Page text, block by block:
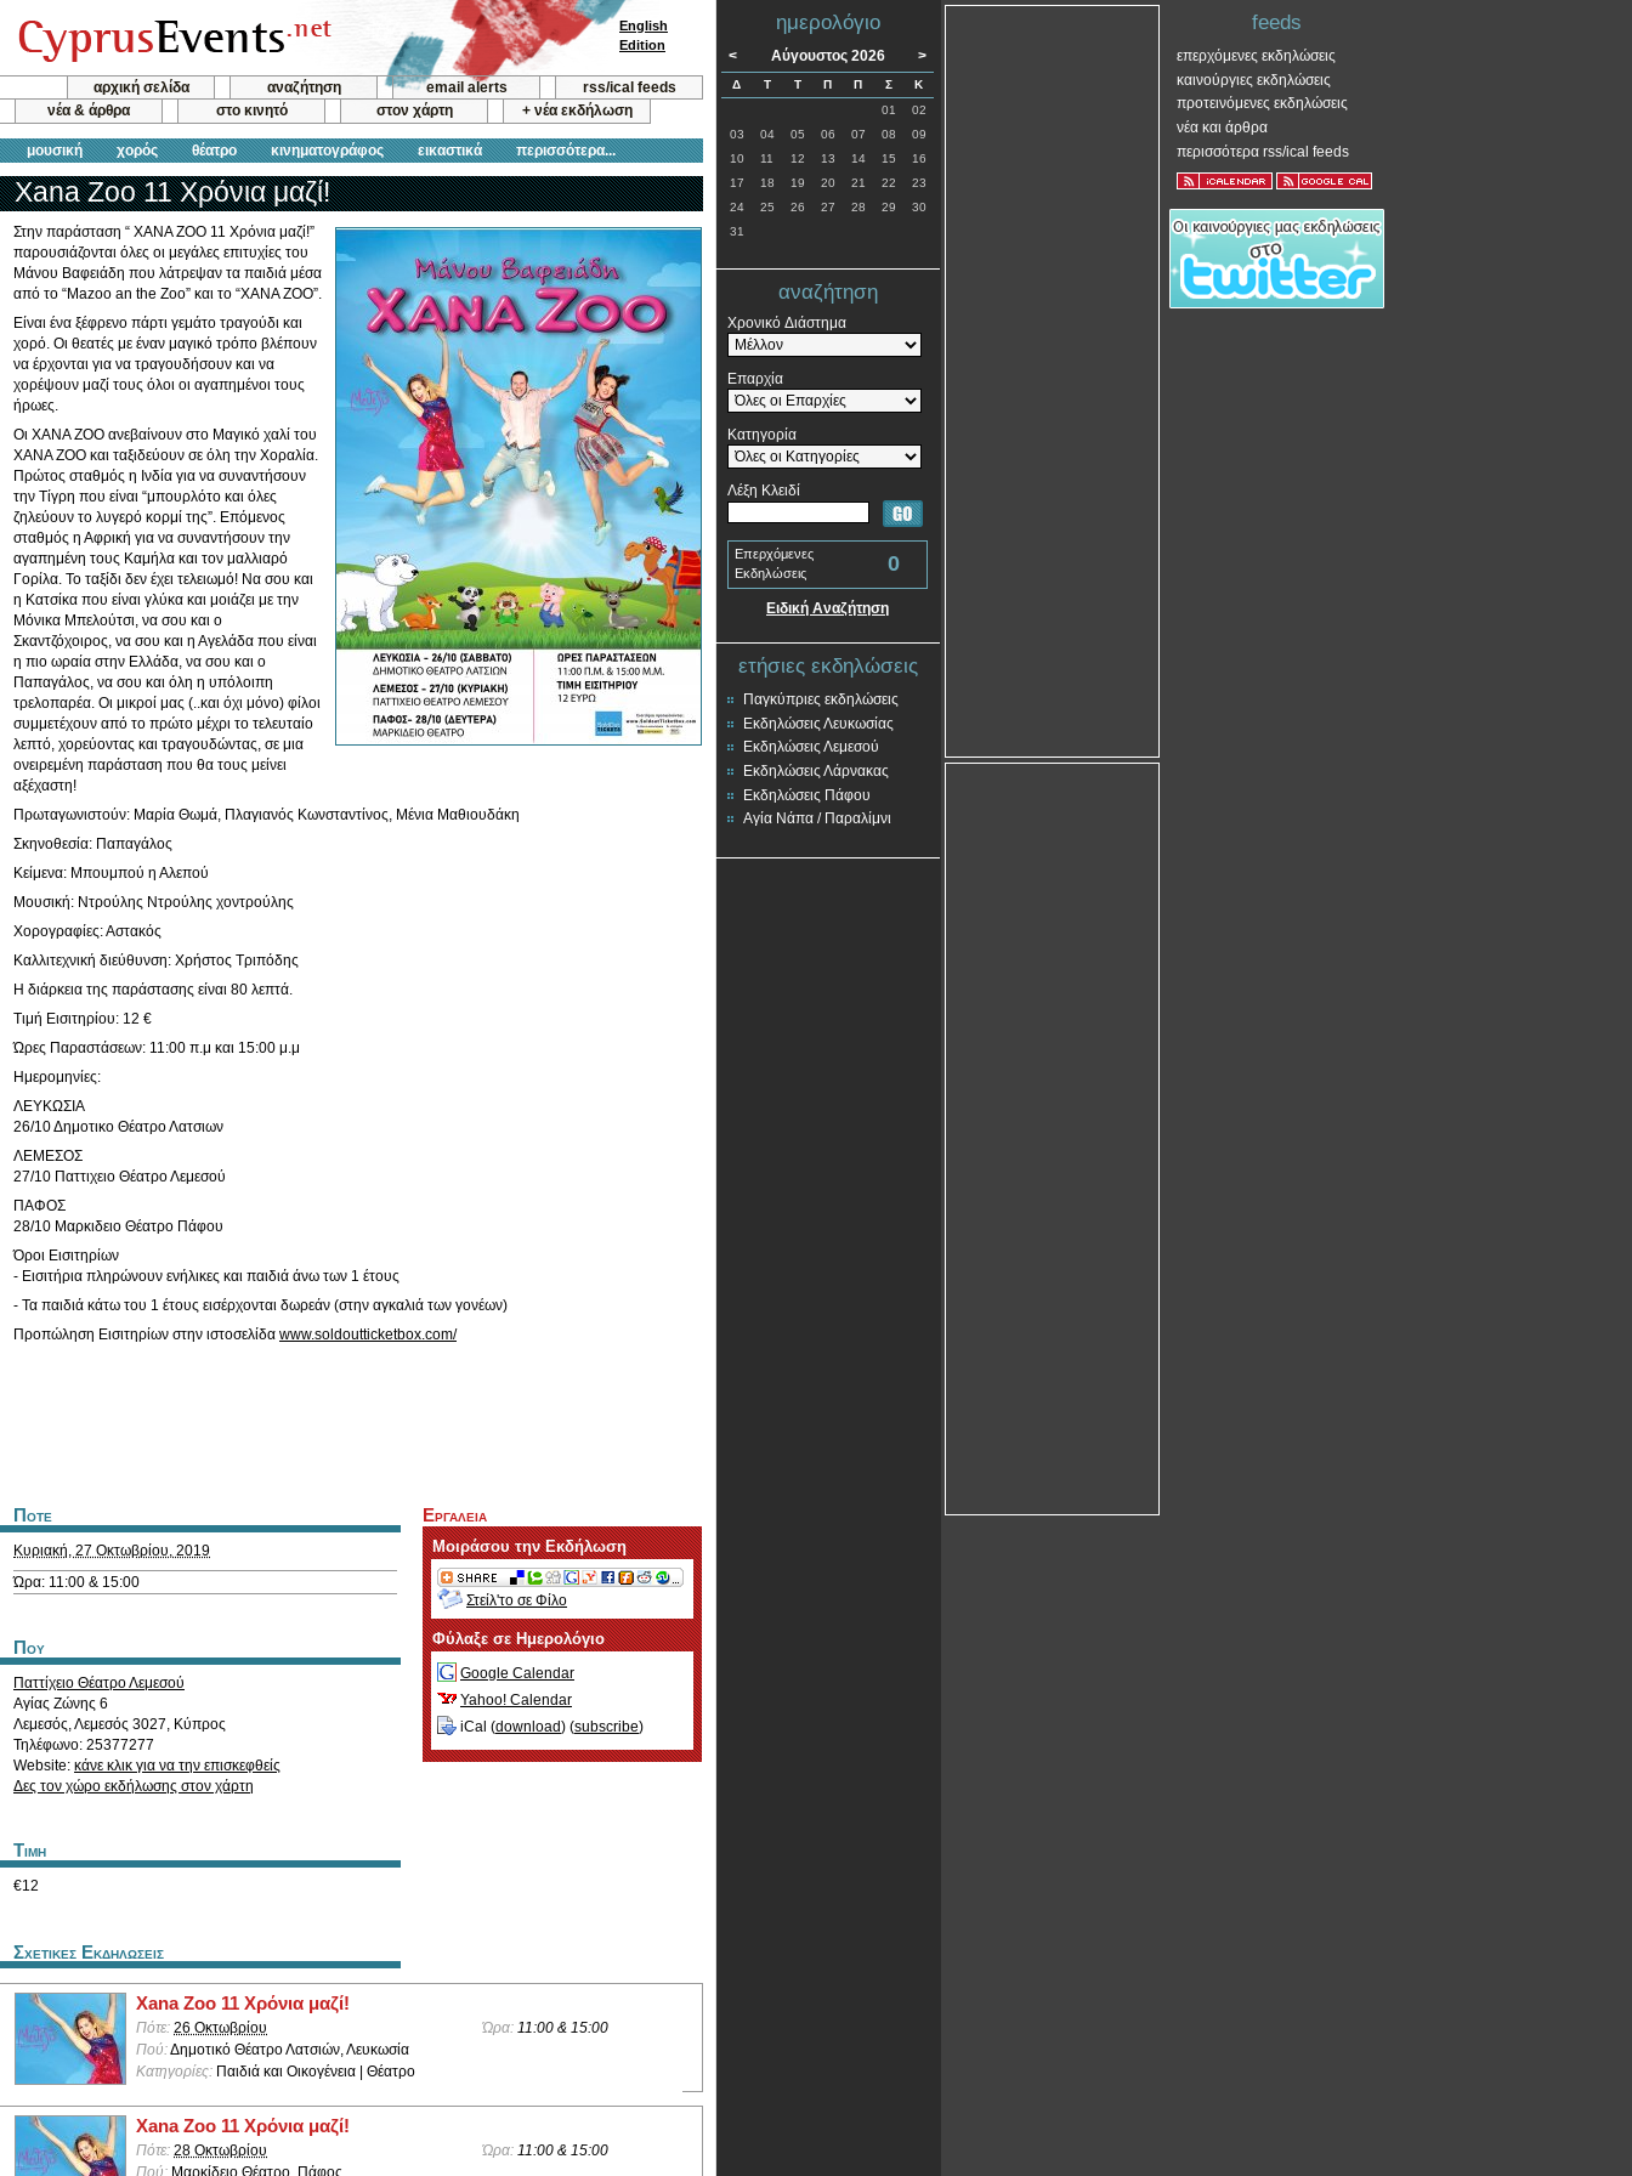
αρχική σελίδα αναζήτηση email alerts
rss/ical feeds
νέα & άρθρα
στο κινητό στον χάρτη + νέα εκδήλωση
μουσική χορός θέατρο κινηματογράφος εικαστικά περισσότερα...
English
Edition
Xana Zoo 11 Χρόνια μαζί!
Στην παράσταση “ XANA ZOO 11 Χρόνια μαζί!”
παρουσιάζονται όλες οι μεγάλες επιτυχίες του
Μάνου Βαφειάδη που λάτρεψαν τα παιδιά μέσα
από το “Mazoo an the Zoo” και το “XANA ZOO”.
Είναι ένα ξέφρενο πάρτι γεμάτο τραγούδι και
χορό. Οι θεατές με έναν μαγικό τρόπο βλέπουν
να έρχονται για να τραγουδήσουν και να
χορέψουν μαζί τους όλοι οι αγαπημένοι τους
ήρωες.
Οι XANA ZOO ανεβαίνουν στο Μαγικό χαλί του
XANA ZOO και ταξιδεύουν σε όλη την Χοραλία.
Πρώτος σταθμός η Ινδία για να συναντήσουν
την Τίγρη που είναι “μπουρλότο και όλες
ζηλεύουν το λυγερό κορμί της”. Επόμενος
σταθμός η Αφρική για να συναντήσουν την
αγαπημένη τους Καμήλα και τον μαλλιαρό
Γορίλα. Το ταξίδι δεν έχει τελειωμό! Να σου και
η Κατσίκα που είναι γλύκα και μοιάζει με την
Μόνικα Μπελούτσι, να σου και ο
Σκαντζόχοιρος, να σου και η Αγελάδα που είναι
η πιο ωραία στην Ελλάδα, να σου και ο
Παπαγάλος, να σου και όλη η υπόλοιπη
τρελοπαρέα. Οι μικροί μας (..και όχι μόνο) φίλοι
συμμετέχουν από το πρώτο μέχρι το τελευταίο
λεπτό, χορεύοντας και τραγουδώντας, σε μια
ονειρεμένη παράσταση που θα τους μείνει
αξέχαστη!
Πρωταγωνιστούν: Μαρία Θωμά, Πλαγιανός Κωνσταντίνος, Μένια Μαθιουδάκη
Σκηνοθεσία: Παπαγάλος
Κείμενα: Μπουμπού η Αλεπού
Μουσική: Ντρούλης Ντρούλης χοντρούλης
Χορογραφίες: Αστακός
Καλλιτεχνική διεύθυνση: Χρήστος Τριπόδης
Η διάρκεια της παράστασης είναι 80 λεπτά.
Τιμή Εισιτηρίου: 12 €
Ώρες Παραστάσεων: 11:00 π.μ και 15:00 μ.μ
Ημερομηνίες:
ΛΕΥΚΩΣΙΑ
26/10 Δημοτικο Θέατρο Λατσιων
ΛΕΜΕΣΟΣ
27/10 Παττιχειο Θέατρο Λεμεσού
ΠΑΦΟΣ
28/10 Μαρκιδειο Θέατρο Πάφου
Όροι Εισιτηρίων
- Εισιτήρια πληρώνουν ενήλικες και παιδιά άνω των 1 έτους
- Τα παιδιά κάτω του 1 έτους εισέρχονται δωρεάν (στην αγκαλιά των γονέων)
Προπώληση Εισιτηρίων στην ιστοσελίδα www.soldoutticketbox.com/
Ποτε
Κυριακή, 27 Οκτωβρίου, 2019
Ώρα: 11:00 & 15:00
Που
Παττίχειο Θέατρο Λεμεσού
Αγίας Ζώνης 6
Λεμεσός,Λεμεσός 3027, Κύπρος
Τηλέφωνο: 25377277
Website: κάνε κλικ για να την επισκεφθείς
Δες τον χώρο εκδήλωσης στον χάρτη
Τιμη
€12
Εργαλεια
Μοιράσου την Εκδήλωση
Στείλ'το σε Φίλο
Φύλαξε σε Ημερολόγιο
Google Calendar
Yahoo! Calendar
iCal (download) (subscribe)
Σχετικες Εκδηλωσεις
Xana Zoo 11 Χρόνια μαζί!
Πότε: 26 Οκτωβρίου Ώρα: 11:00 & 15:00
Πού:Δημοτικό Θέατρο Λατσιών, Λευκωσία
Κατηγορίες: Παιδιά και Οικογένεια | Θέατρο
Xana Zoo 11 Χρόνια μαζί!
Πότε: 28 Οκτωβρίου Ώρα: 11:00 & 15:00
ημερολόγιο
< Αύγουστος 2026 >
Δ Τ Τ Π Π Σ
Κ
01
02
03
04 05 06 07 08
09
10
11 12 13 14 15
16
17
18 19 20 21 22
23
24
25 26 27 28 29
30
31
αναζήτηση
Χρονικό Διάστημα
Επαρχία
Κατηγορία
Λέξη Κλειδί
Επερχόμενες
Εκδηλώσεις
0
Ειδική Αναζήτηση
ετήσιες εκδηλώσεις
Παγκύπριες εκδηλώσεις
Εκδηλώσεις Λευκωσίας
Εκδηλώσεις Λεμεσού
Εκδηλώσεις Λάρνακας
Εκδηλώσεις Πάφου
Αγία Νάπα / Παραλίμνι
feeds
επερχόμενες εκδηλώσεις
καινούργιες εκδηλώσεις
προτεινόμενες εκδηλώσεις
νέα και άρθρα
περισσότερα rss/ical feeds